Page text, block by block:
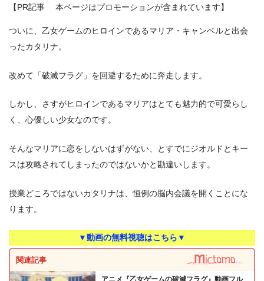
【PR記事 本ページはプロモーションが含まれています】
ついに、乙女ゲームのヒロインであるマリア・キャンベルと出会
ったカタリナ。
改めて「破滅フラグ」を回避するために奔走します。
しかし、さすがヒロインであるマリアはとても魅力的で可愛らし
く、心優しい少女なのです。
そんなマリアに恋をしないはずがない、とすでにジオルドとキー
スは攻略されてしまったのではないかと勘違いします。
授業どころではないカタリナは、恒例の脳内会議を開くことにな
ります。
▼動画の無料視聴はこちら▼
関連記事